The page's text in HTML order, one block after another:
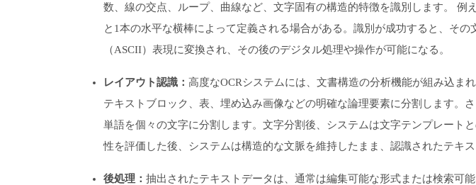
数、線の交点、ループ、曲線など、文字固有の構造的特徴を識別します。 例
と1本の水平な横棒によって定義される場合がある。識別が成功すると、そ
（ASCII）表現に変換され、その後のデジタル処理や操作が可能になる。
レイアウト認識： 高度なOCRシステムには、文書構造の分析機能が組み込ま
テキストブロック、表、埋め込み画像などの明確な論理要素に分割します。
単語を個々の文字に分割します。文字分割後、システムは文字テンプレート
性を評価した後、システムは構造的な文脈を維持したまま、認識されたテキ
後処理： 抽出されたテキストデータは、通常は編集可能な形式または検索可